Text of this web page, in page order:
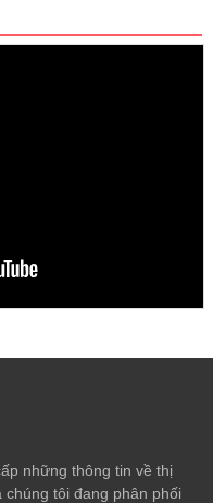
những thông tin về thị
tôi đang phân phối